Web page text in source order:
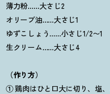
薄力粉……大さじ2
オリーブ油……大さじ1
ゆずこしょう……小さじ1/2〜1
生クリーム……大さじ4
（作り方）
①鶏肉はひと口大に切り、塩